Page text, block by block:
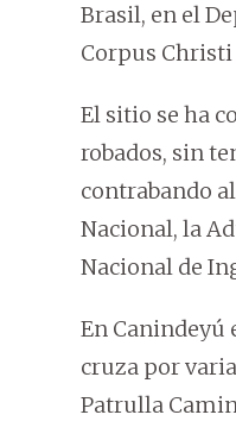
Brasil, en el
Corpus Christi
El sitio se ha
robados, sin
contrabando
Nacional, la
Nacional de
En Canindeyú
cruza por
Patrulla